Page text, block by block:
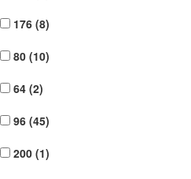
176 (8)
80 (10)
64 (2)
96 (45)
200 (1)